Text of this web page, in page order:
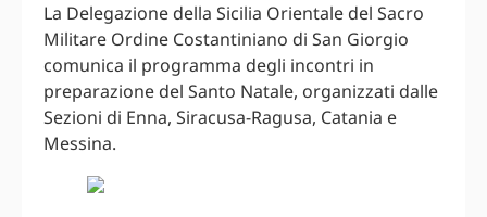
La Delegazione della Sicilia Orientale del Sacro
Militare Ordine Costantiniano di San Giorgio
comunica il programma degli incontri in
preparazione del Santo Natale, organizzati dalle
Sezioni di Enna, Siracusa-Ragusa, Catania e
Messina.